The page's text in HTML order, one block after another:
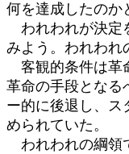
何を達成したのか
われわれが決定
みよう。われわれ
客観的条件は革
革命の手段となる
ー的に後退し、ス
められていた。
われわれの綱領